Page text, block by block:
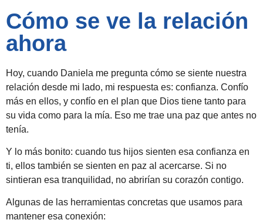
Cómo se ve la relación
ahora
Hoy, cuando Daniela me pregunta cómo se siente nuestra
relación desde mi lado, mi respuesta es: confianza. Confío
más en ellos, y confío en el plan que Dios tiene tanto para
su vida como para la mía. Eso me trae una paz que antes no
tenía.
Y lo más bonito: cuando tus hijos sienten esa confianza en
ti, ellos también se sienten en paz al acercarse. Si no
sintieran esa tranquilidad, no abrirían su corazón contigo.
Algunas de las herramientas concretas que usamos para
mantener esa conexión: